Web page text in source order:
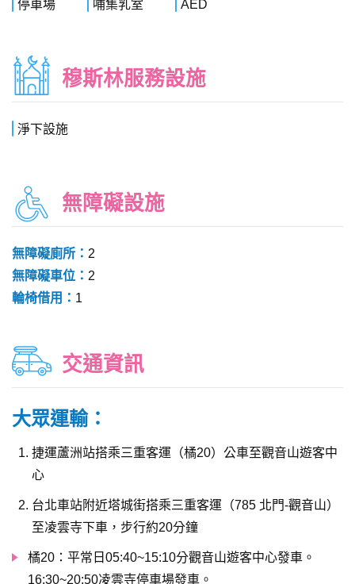
停車場 哺集乳室 AED
穆斯林服務設施
淨下設施
無障礙設施
無障礙廁所： 2
無障礙車位： 2
輪椅借用： 1
交通資訊
大眾運輸：
捷運蘆洲站搭乘三重客運（橘20）公車至觀音山遊客中
心
台北車站附近塔城街搭乘三重客運（785 北門-觀音山）
至凌雲寺下車，步行約20分鐘
橘20：平常日05:40~15:10分觀音山遊客中心發車。
16:30~20:50凌雲寺停車場發車。